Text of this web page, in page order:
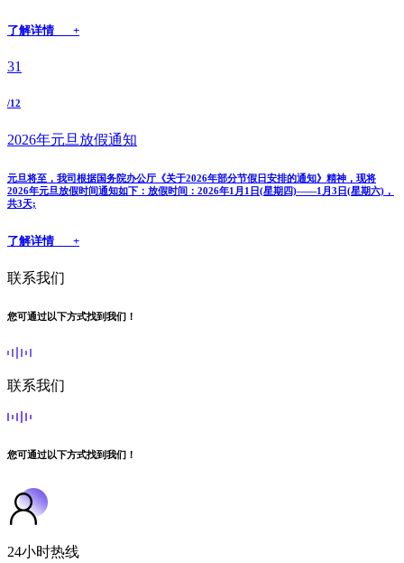
了解详情 +
31
/12
2026年元旦放假通知
元旦将至，我司根据国务院办公厅《关于2026年部分节假日安排的通知》精神，现将
2026年元旦放假时间通知如下：放假时间：2026年1月1日(星期四)——1月3日(星期六)，
共3天;
了解详情 +
联系我们
您可通过以下方式找到我们！
联系我们
您可通过以下方式找到我们！
24小时热线